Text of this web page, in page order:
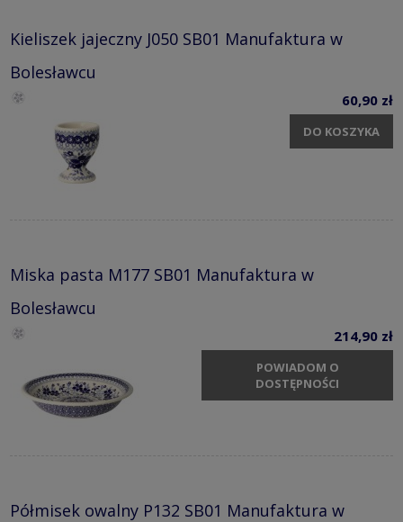
Kieliszek jajeczny J050 SB01 Manufaktura w
Bolesławcu
60,90 zł
DO KOSZYKA
Miska pasta M177 SB01 Manufaktura w
Bolesławcu
214,90 zł
POWIADOM O
DOSTĘPNOŚCI
Półmisek owalny P132 SB01 Manufaktura w